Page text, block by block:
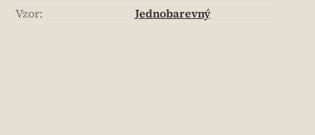
Vzor: Jednobarevný